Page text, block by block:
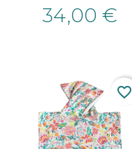
34,00 €
favorite_border